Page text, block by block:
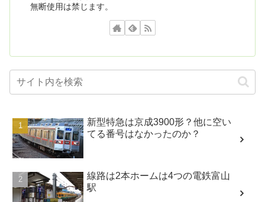
無断使用は禁じます。
新型特急は京成3900形？他に空い
てる番号はなかったのか？
線路は2本ホームは4つの電鉄富山
駅